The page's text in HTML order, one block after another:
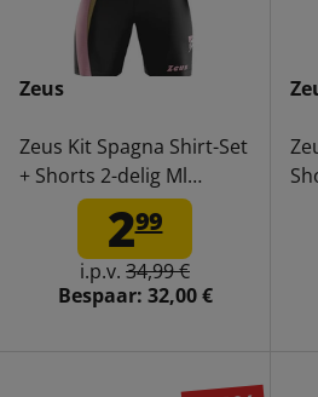
Zeus
Zeus Kit Spagna Shirt-Set
+ Shorts 2-delig Ml
roze/zwart299
i.p.v. 34,99 €
Bespaar: 32,00 €